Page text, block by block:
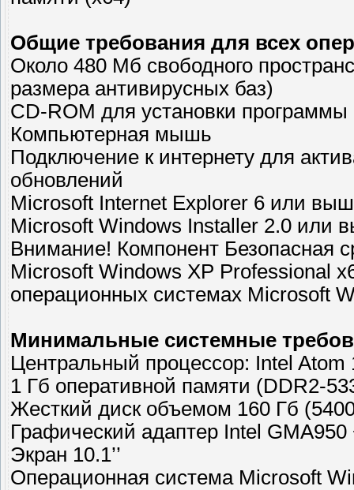
Общие требования для всех
Около 480 Мб свободного
размера антивирусных баз)
CD-ROM для установки программы
Компьютерная мышь
Подключение к интернету для
обновлений
Microsoft Internet Explorer 6 или
Microsoft Windows Installer 2.0 или
Внимание! Компонент Безопасная
Microsoft Windows XP Professional
операционных системах Microsoft
Минимальные системные
Центральный процессор: Intel Atom
1 Гб оперативной памяти (DDR2-
Жесткий диск объемом 160 Гб
Графический адаптер Intel GMA950
Экран 10.1’’
Операционная система Microsoft